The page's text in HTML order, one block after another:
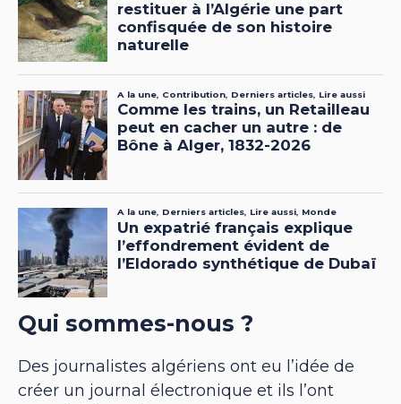
Qui sommes-nous ?
Des journalistes algériens ont eu l’idée de
créer un journal électronique et ils l’ont